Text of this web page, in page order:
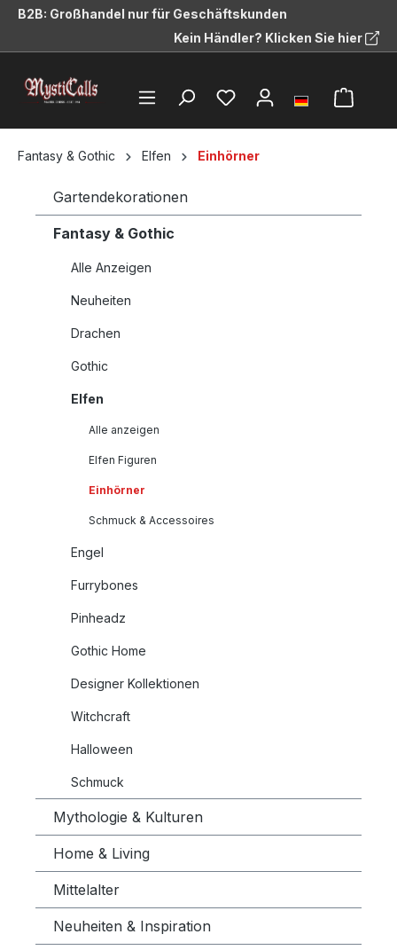
springen
B2B: Großhandel nur für Geschäftskunden
Kein Händler? Klicken Sie hier
Fantasy & Gothic Elfen Einhörner
Gartendekorationen
Fantasy & Gothic
Alle Anzeigen
Neuheiten
Drachen
Gothic
Elfen
Alle anzeigen
Elfen Figuren
Einhörner
Schmuck & Accessoires
Engel
Furrybones
Pinheadz
Gothic Home
Designer Kollektionen
Witchcraft
Halloween
Schmuck
Mythologie & Kulturen
Home & Living
Mittelalter
Neuheiten & Inspiration